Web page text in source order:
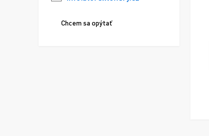
Chcem sa opýtať